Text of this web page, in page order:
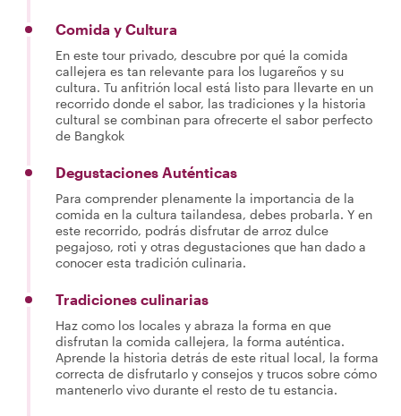
Comida y Cultura
En este tour privado, descubre por qué la comida
callejera es tan relevante para los lugareños y su
cultura. Tu anfitrión local está listo para llevarte en un
recorrido donde el sabor, las tradiciones y la historia
cultural se combinan para ofrecerte el sabor perfecto
de Bangkok
Degustaciones Auténticas
Para comprender plenamente la importancia de la
comida en la cultura tailandesa, debes probarla. Y en
este recorrido, podrás disfrutar de arroz dulce
pegajoso, roti y otras degustaciones que han dado a
conocer esta tradición culinaria.
Tradiciones culinarias
Haz como los locales y abraza la forma en que
disfrutan la comida callejera, la forma auténtica.
Aprende la historia detrás de este ritual local, la forma
correcta de disfrutarlo y consejos y trucos sobre cómo
mantenerlo vivo durante el resto de tu estancia.